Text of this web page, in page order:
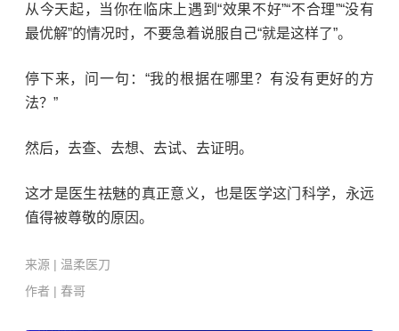
从今天起，当你在临床上遇到“效果不好”“不合理”“没有
最优解”的情况时，不要急着说服自己“就是这样了”。
停下来，问一句： “我的根据在哪里？有没有更好的方
法？ ”
然后，去查、去想、去试、去证明。
这才是医生祛魅的真正意义，也是医学这门科学，永远
值得被尊敬的原因。
来源 | 温柔医刀
作者 | 春哥